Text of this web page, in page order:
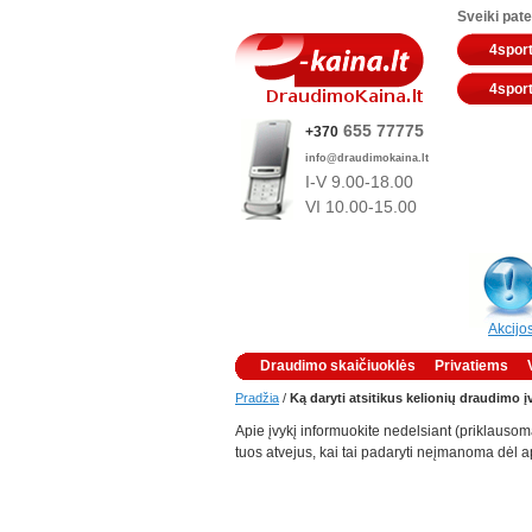
Sveiki
+370 655 77775
info@draudimokaina.lt
I-V 9.00-18.00
VI 10 .00-15.00
Draudimo skaičiuoklės Privatiems
Pradžia / Ką daryti atsitikus kelionių draudimo
Apie įvykį informuokite nedelsiant
tuos atvejus, kai tai padaryti neįmanoma dėl